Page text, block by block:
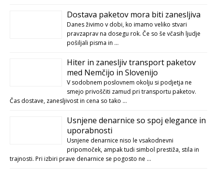
Dostava paketov mora biti zanesljiva
Danes živimo v dobi, ko imamo veliko stvari
pravzaprav na dosegu rok. Če so še včasih ljudje
pošiljali pisma in …
Hiter in zanesljiv transport paketov
med Nemčijo in Slovenijo
V sodobnem poslovnem okolju si podjetja ne
smejo privoščiti zamud pri transportu paketov.
Čas dostave, zanesljivost in cena so tako …
Usnjene denarnice so spoj elegance in
uporabnosti
Usnjene denarnice niso le vsakodnevni
pripomoček, ampak tudi simbol prestiža, stila in
trajnosti. Pri izbiri prave denarnice se pogosto ne …